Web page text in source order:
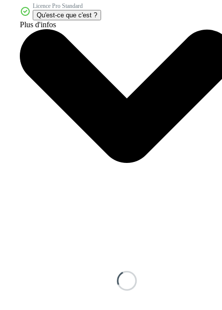
Licence Pro Standard
Qu'est-ce que c'est ?
Plus d'infos